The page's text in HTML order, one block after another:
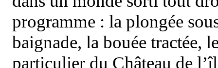
programme : la plongée
baignade, la bouée tractée,
particulier du Château de